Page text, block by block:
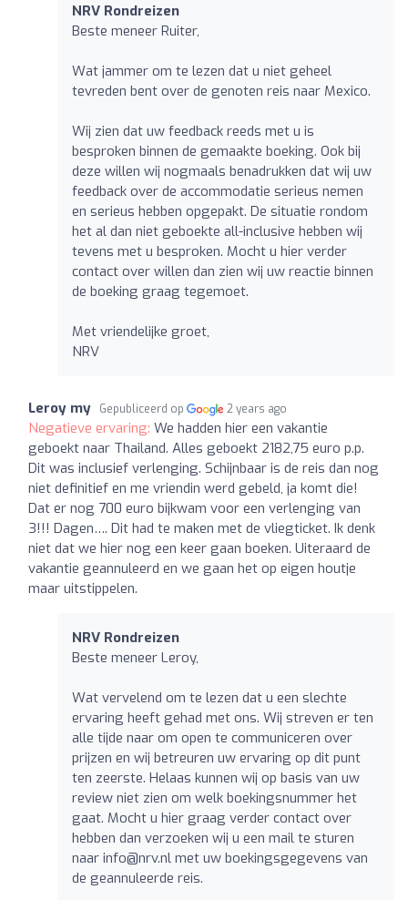
NRV Rondreizen
Beste meneer Ruiter,
Wat jammer om te lezen dat u niet geheel
tevreden bent over de genoten reis naar Mexico.
Wij zien dat uw feedback reeds met u is
besproken binnen de gemaakte boeking. Ook bij
deze willen wij nogmaals benadrukken dat wij uw
feedback over de accommodatie serieus nemen
en serieus hebben opgepakt. De situatie rondom
het al dan niet geboekte all-inclusive hebben wij
tevens met u besproken. Mocht u hier verder
contact over willen dan zien wij uw reactie binnen
de boeking graag tegemoet.
Met vriendelijke groet,
NRV
Leroy my Gepubliceerd op 2 years ago
Negatieve ervaring: We hadden hier een vakantie
geboekt naar Thailand. Alles geboekt 2182,75 euro p.p.
Dit was inclusief verlenging. Schijnbaar is de reis dan nog
niet definitief en me vriendin werd gebeld, ja komt die!
Dat er nog 700 euro bijkwam voor een verlenging van
3!!! Dagen…. Dit had te maken met de vliegticket. Ik denk
niet dat we hier nog een keer gaan boeken. Uiteraard de
vakantie geannuleerd en we gaan het op eigen houtje
maar uitstippelen.
NRV Rondreizen
Beste meneer Leroy,
Wat vervelend om te lezen dat u een slechte
ervaring heeft gehad met ons. Wij streven er ten
alle tijde naar om open te communiceren over
prijzen en wij betreuren uw ervaring op dit punt
ten zeerste. Helaas kunnen wij op basis van uw
review niet zien om welk boekingsnummer het
gaat. Mocht u hier graag verder contact over
hebben dan verzoeken wij u een mail te sturen
naar info@nrv.nl met uw boekingsgegevens van
de geannuleerde reis.